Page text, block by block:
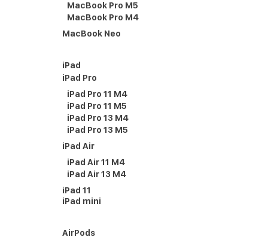
MacBook Pro M5
MacBook Pro M4
MacBook Neo
iPad
iPad Pro
iPad Pro 11 M4
iPad Pro 11 M5
iPad Pro 13 M4
iPad Pro 13 M5
iPad Air
iPad Air 11 M4
iPad Air 13 M4
iPad 11
iPad mini
AirPods